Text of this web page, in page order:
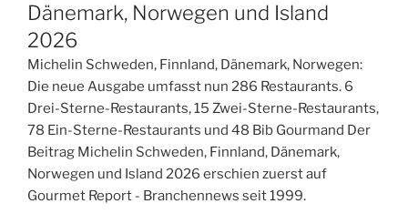
Dänemark, Norwegen und Island
2026
Michelin Schweden, Finnland, Dänemark, Norwegen:
Die neue Ausgabe umfasst nun 286 Restaurants. 6
Drei-Sterne-Restaurants, 15 Zwei-Sterne-Restaurants,
78 Ein-Sterne-Restaurants und 48 Bib Gourmand Der
Beitrag Michelin Schweden, Finnland, Dänemark,
Norwegen und Island 2026 erschien zuerst auf
Gourmet Report - Branchennews seit 1999.